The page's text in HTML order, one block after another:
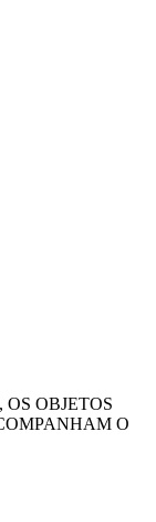
OBJETOS
O